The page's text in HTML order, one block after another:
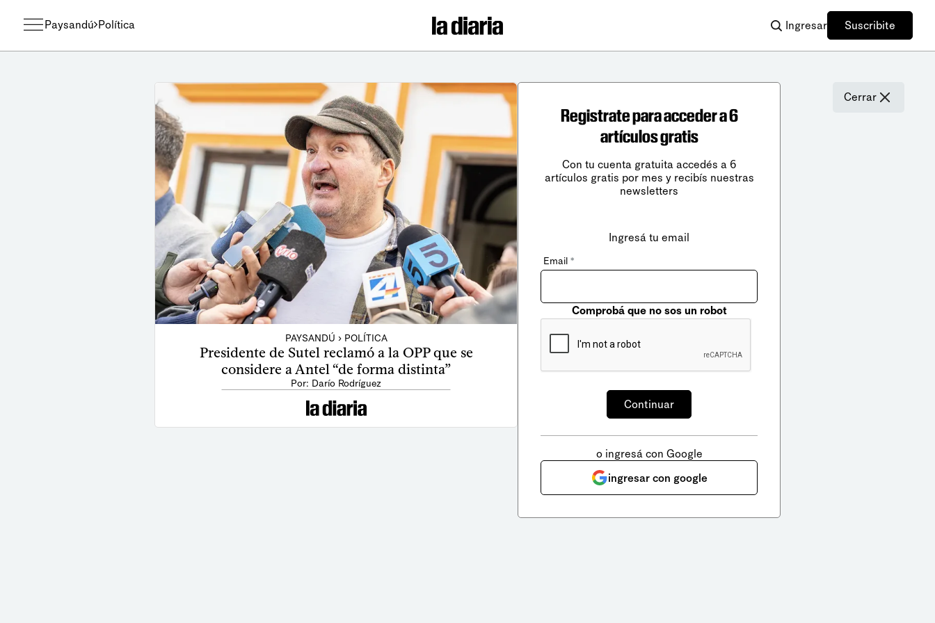
Paysandú Política Ingresar Suscribite
PAYSANDÚ › POLÍTICA
Presidente de Sutel reclamó a la OPP que se
considere a Antel “de forma distinta”
Por: Darío Rodríguez
Cerrar
Registrate para acceder a 6
artículos gratis
Con tu cuenta gratuita accedés a 6
artículos gratis por mes y recibís nuestras
newsletters
Ingresá tu email
Email *
Comprobá que no sos un robot
o ingresá con Google
ingresar con google